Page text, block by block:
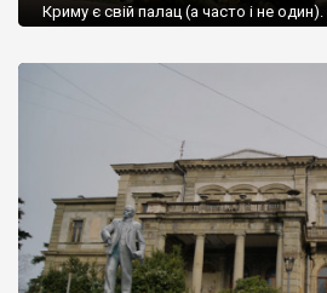
Криму є свій палац (а часто і не один).